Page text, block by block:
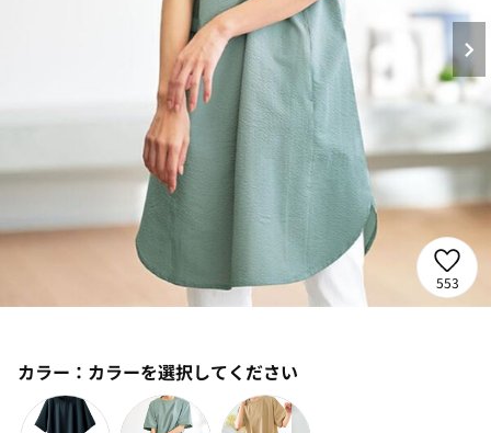
553
カラー： カラーを選択してください